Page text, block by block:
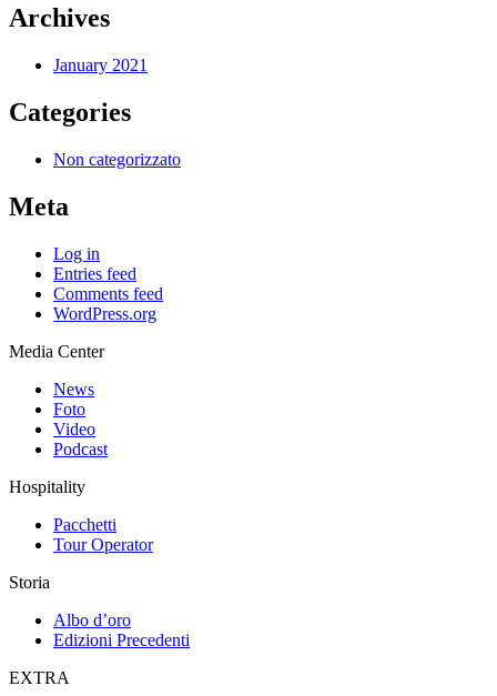
Archives
January 2021
Categories
Non categorizzato
Meta
Log in
Entries feed
Comments feed
WordPress.org
Media Center
News
Foto
Video
Podcast
Hospitality
Pacchetti
Tour Operator
Storia
Albo d’oro
Edizioni Precedenti
EXTRA